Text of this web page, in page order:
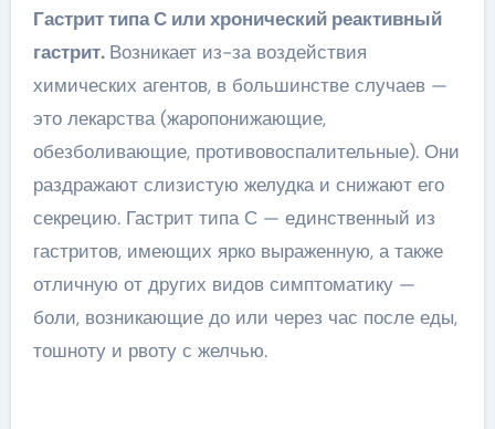
Гастрит типа С или хронический реактивный
гастрит. Возникает из-за воздействия
химических агентов, в большинстве случаев —
это лекарства (жаропонижающие,
обезболивающие, противовоспалительные). Они
раздражают слизистую желудка и снижают его
секрецию. Гастрит типа С — единственный из
гастритов, имеющих ярко выраженную, а также
отличную от других видов симптоматику —
боли, возникающие до или через час после еды,
тошноту и рвоту с желчью.